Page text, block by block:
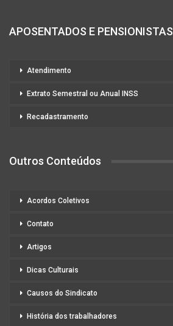
APOSENTADOS E PENSIONISTAS
Atendimento
Extrato Semestral ou Anual INSS
Recadastramento
Outros Conteúdos
Acordos Coletivos
Contato
Artigos
Dicas Culturais
Causos do Sindicato
História dos trabalhadores